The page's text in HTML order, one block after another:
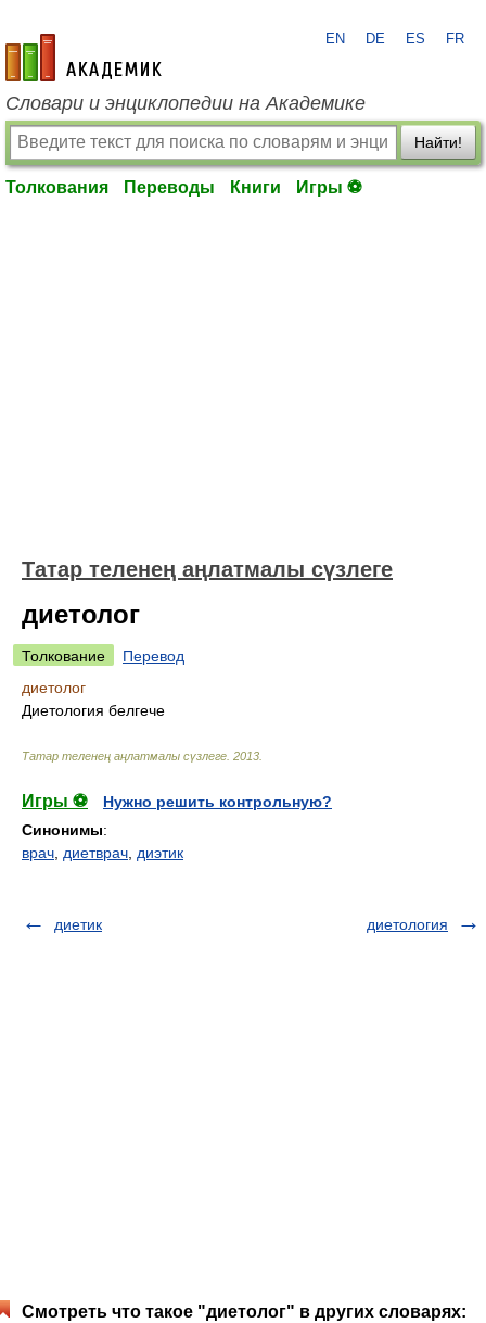
academic.ru
EN DE ES FR
Словари и энциклопедии на Академике
Найти!
Толкования Переводы Книги Игры ⚽
Татар теленең аңлатмалы сүзлеге
диетолог
Толкование
Перевод
диетолог
Диетология белгече
Татар теленең аңлатмалы сүзлеге 2013
Игры ⚽
Нужно решить контрольную?
Синонимы:
врач диетврач диэтик
диетик диетология
Смотреть что такое "диетолог" в других словарях: